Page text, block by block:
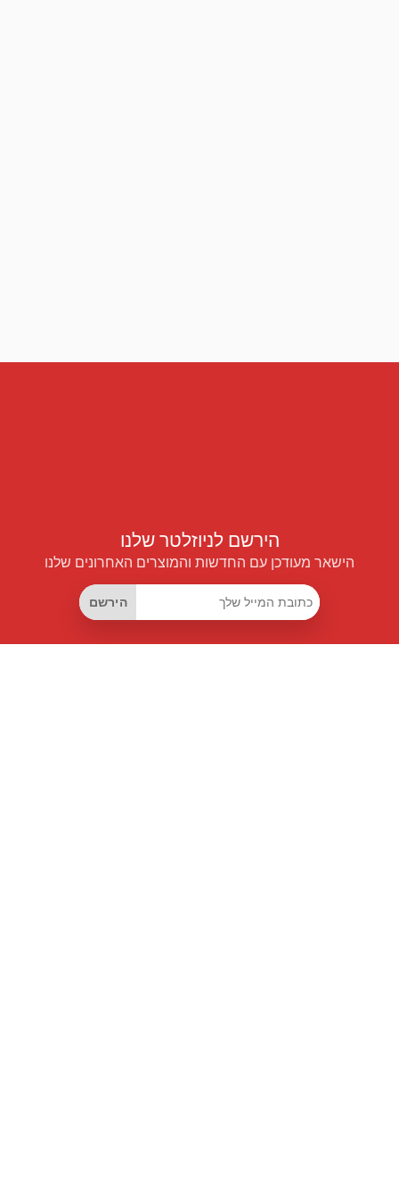
הירשם לניוזלטר שלנו
הישאר מעודכן עם החדשות והמוצרים האחרונים שלנו
הירשם